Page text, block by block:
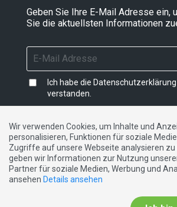
Geben Sie Ihre E-Mail Adresse ein,
Sie die aktuellsten Informationen
Ich habe die Datenschutzerklärung
verstanden.
Impressum|Datenschutzerklärung
DE FR IT
Wir verwenden Cookies, um Inhalte und
personalisieren, Funktionen für soziale
Zugriffe auf unsere Webseite analysieren
geben wir Informationen zur Nutzung
Partner für soziale Medien, Werbung und
ansehen Details ansehen